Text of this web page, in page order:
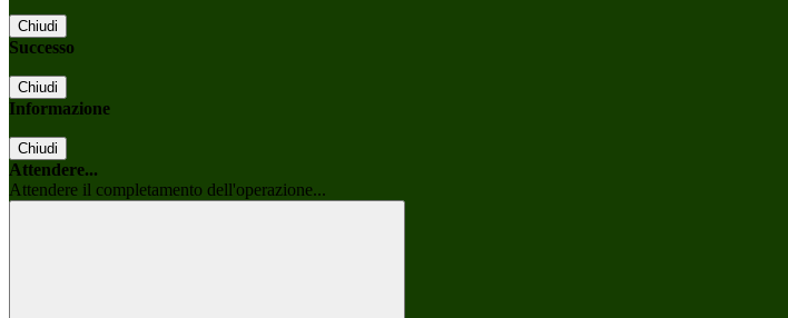
Chiudi
Successo
Chiudi
Informazione
Chiudi
Attendere...
Attendere il completamento dell'operazione...